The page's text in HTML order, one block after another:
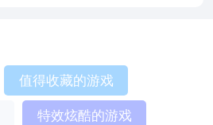
值得收藏的游戏
特效炫酷的游戏